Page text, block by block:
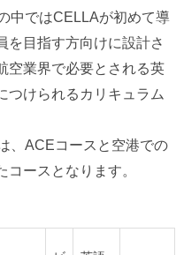
中ではCELLAが初めて導
を目指す方向けに設計さ
空業界で必要とされる英
つけられるカリキュラム
、ACEコースと空港での
ースとなります。